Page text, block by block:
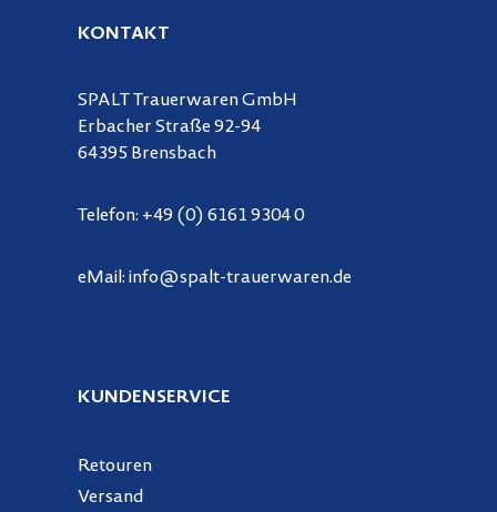
KONTAKT
SPALT Trauerwaren GmbH
Erbacher Straße 92-94
64395 Brensbach
Telefon: +49 (0) 6161 9304 0
eMail: info@spalt-trauerwaren.de
KUNDENSERVICE
Retouren
Versand